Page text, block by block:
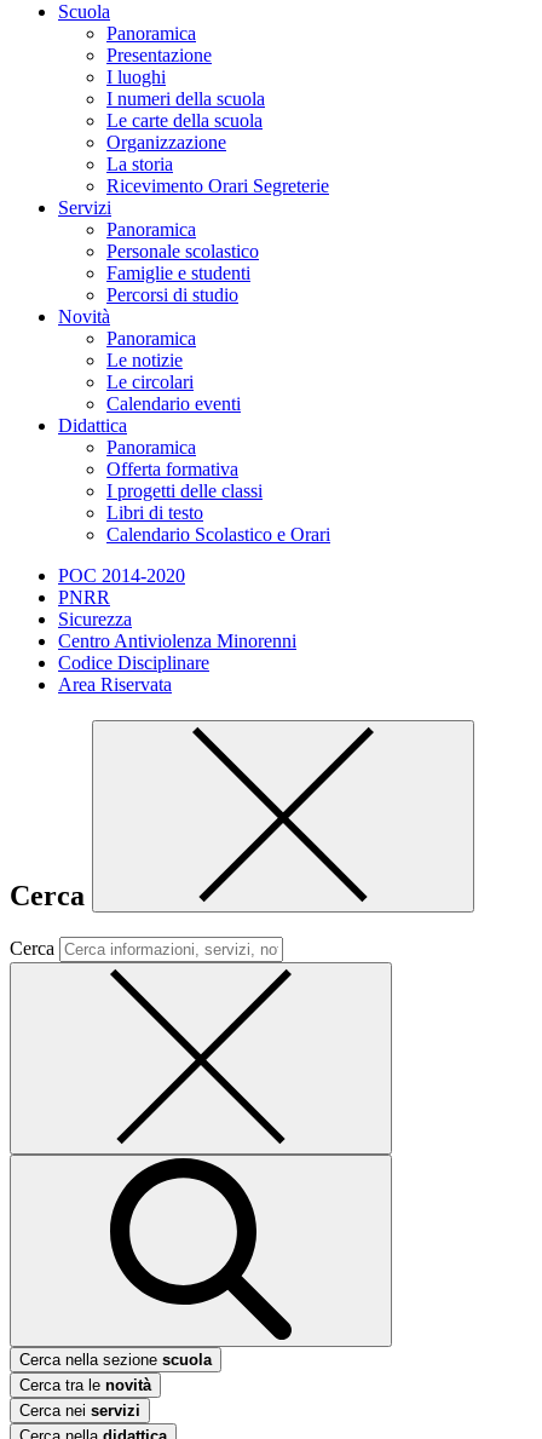
Scuola
Panoramica
Presentazione
I luoghi
I numeri della scuola
Le carte della scuola
Organizzazione
La storia
Ricevimento Orari Segreterie
Servizi
Panoramica
Personale scolastico
Famiglie e studenti
Percorsi di studio
Novità
Panoramica
Le notizie
Le circolari
Calendario eventi
Didattica
Panoramica
Offerta formativa
I progetti delle classi
Libri di testo
Calendario Scolastico e Orari
POC 2014-2020
PNRR
Sicurezza
Centro Antiviolenza Minorenni
Codice Disciplinare
Area Riservata
Cerca
Cerca
Cerca nella sezione scuola
Cerca tra le novità
Cerca nei servizi